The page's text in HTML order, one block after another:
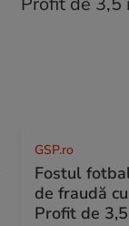
GSP.ro
Fostul
de fraudă
Profit de